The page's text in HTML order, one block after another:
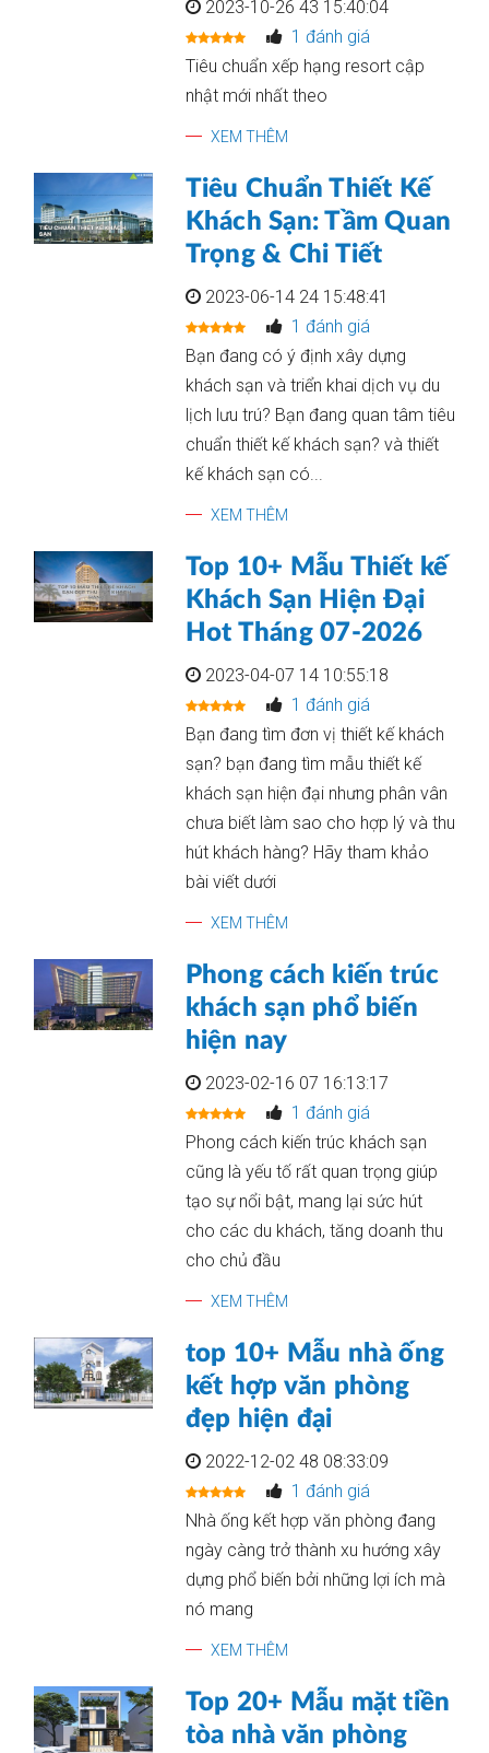
2023-10-26 43 15:40:04
1 đánh giá
Tiêu chuẩn xếp hạng resort cập
nhật mới nhất theo
XEM THÊM
Tiêu Chuẩn Thiết Kế
Khách Sạn: Tầm Quan
Trọng & Chi Tiết
2023-06-14 24 15:48:41
1 đánh giá
Bạn đang có ý định xây dựng
khách sạn và triển khai dịch vụ du
lịch lưu trú? Bạn đang quan tâm tiêu
chuẩn thiết kế khách sạn? và thiết
kế khách sạn có...
XEM THÊM
Top 10+ Mẫu Thiết kế
Khách Sạn Hiện Đại
Hot Tháng 07-2026
2023-04-07 14 10:55:18
1 đánh giá
Bạn đang tìm đơn vị thiết kế khách
sạn? bạn đang tìm mẫu thiết kế
khách sạn hiện đại nhưng phân vân
chưa biết làm sao cho hợp lý và thu
hút khách hàng? Hãy tham khảo
bài viết dưới
XEM THÊM
Phong cách kiến trúc
khách sạn phổ biến
hiện nay
2023-02-16 07 16:13:17
1 đánh giá
Phong cách kiến trúc khách sạn
cũng là yếu tố rất quan trọng giúp
tạo sự nổi bật, mang lại sức hút
cho các du khách, tăng doanh thu
cho chủ đầu
XEM THÊM
top 10+ Mẫu nhà ống
kết hợp văn phòng
đẹp hiện đại
2022-12-02 48 08:33:09
1 đánh giá
Nhà ống kết hợp văn phòng đang
ngày càng trở thành xu hướng xây
dựng phổ biến bởi những lợi ích mà
nó mang
XEM THÊM
Top 20+ Mẫu mặt tiền
tòa nhà văn phòng